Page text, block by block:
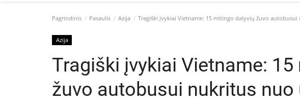
Pagrindinis Pasaulis Azija Tragiški įvykiai Vietname: 15 mitingo dalyvių žuvo
Azija
Tragiški įvykiai Vietname:
žuvo autobusui nukritus nuo